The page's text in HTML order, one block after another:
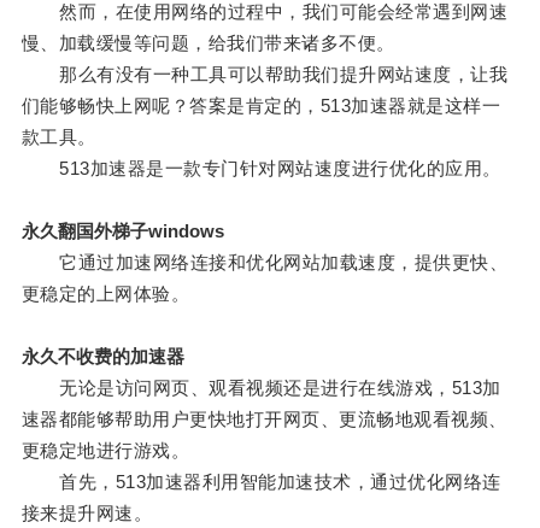
然而，在使用网络的过程中，我们可能会经常遇到网速
慢、加载缓慢等问题，给我们带来诸多不便。
那么有没有一种工具可以帮助我们提升网站速度，让我
们能够畅快上网呢？答案是肯定的，513加速器就是这样一
款工具。
513加速器是一款专门针对网站速度进行优化的应用。
永久翻国外梯子windows
它通过加速网络连接和优化网站加载速度，提供更快、
更稳定的上网体验。
永久不收费的加速器
无论是访问网页、观看视频还是进行在线游戏，513加
速器都能够帮助用户更快地打开网页、更流畅地观看视频、
更稳定地进行游戏。
首先，513加速器利用智能加速技术，通过优化网络连
接来提升网速。